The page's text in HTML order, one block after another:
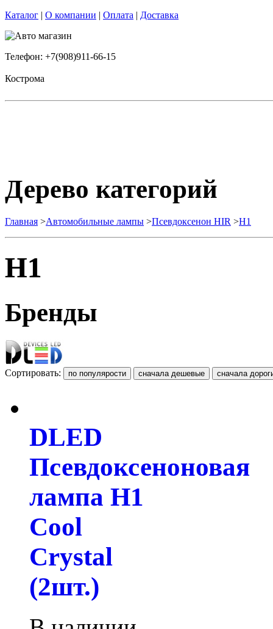
Каталог | О компании | Оплата | Доставка
Телефон: +7(908)911-66-15
Кострома
Дерево категорий
Главная >Автомобильные лампы >Псевдоксенон HIR >H1
H1
Бренды
Сортировать:
DLED
Псевдоксеноновая
лампа H1
Cool
Crystal
(2шт.)